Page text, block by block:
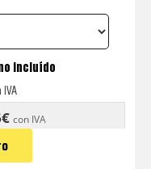
incluído
con IVA